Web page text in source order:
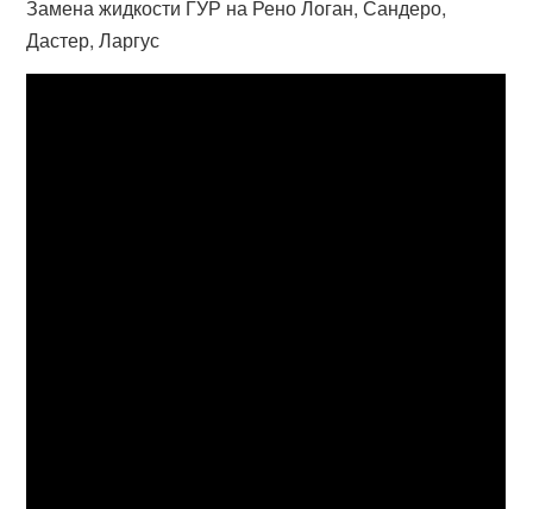
Замена жидкости ГУР на Рено Логан, Сандеро,
Дастер, Ларгус